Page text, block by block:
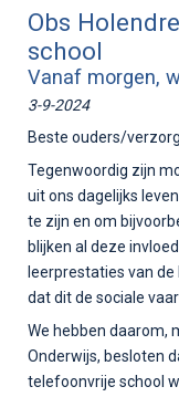
Obs
school
Vanaf morgen,
3-9-2024
Beste ouders/
Tegenwoordig zijn
uit ons dagelijks
te zijn en om
blijken al deze
leerprestaties van
dat dit de sociale
We hebben daarom,
Onderwijs, besloten
telefoonvrije school